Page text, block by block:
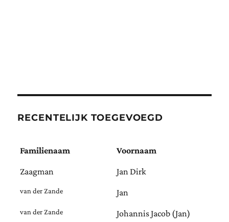
RECENTELIJK TOEGEVOEGD
Familienaam Voornaam
Zaagman Jan Dirk
van der Zande Jan
van der Zande Johannis Jacob (Jan)